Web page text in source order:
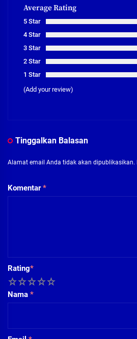
Average Rating
5 Star
4 Star
3 Star
2 Star
1 Star
(Add your review)
Tinggalkan Balasan
Alamat email Anda tidak akan dipublikasikan.
Komentar*
Rating*
5
4
3
2
Nama *